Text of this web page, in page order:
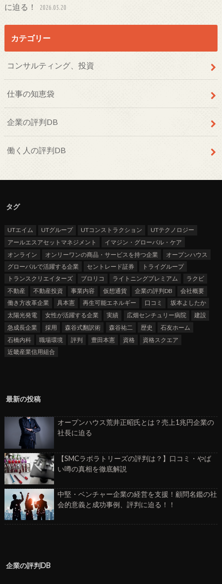
に迫る！
2026.05.20
カテゴリー
コンサルティング、投資
仕事の知恵袋
企業の評判DB
働く人の評判DB
タグ
UTエイム UTグループ UTコンストラクション
UTテクノロジー
アールエスアセットマネジメント
イマジン・グローバル・ケア
オンライン
オンリーワンの商品・サービスを持つ企業
オープンハウス
グローバルで活躍する企業
セントレード証券
トライグループ
トランスクリエイターズ
ブロリコ ライトニングプレミアム
ラクビ
不動産
不動産投資 事業内容 仮想通貨 企業の評判DB
会社概要
働き方改革企業
具本憲 再生可能エネルギー 口コミ
坂本よしたか
太陽光発電
女性が活躍する企業 実績 広畑センチュリー病院
建設
急成長企業
採用 森谷式翻訳術 森谷祐二 歴史
石友ホーム
石橋内科
職場環境 評判 豊田本憲 資格
資格スクエア
近畿産業信用組合
最新の投稿
オープンハウス荒井正昭氏とは？売上1兆円企業の
社長に迫る
【SMCラボラトリーズの評判は？】口コミ・やば
い噂の真相を徹底解説
中堅・ベンチャー企業の経営を支援！顧問名鑑の社
会的意義と成功事例、評判に迫る！！
企業の評判DB